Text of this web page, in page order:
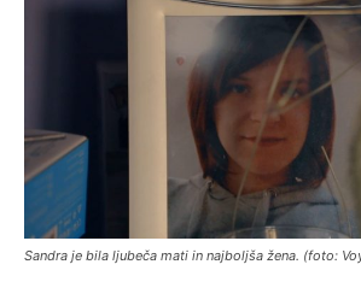
Sandra je bila ljubeča mati in najboljša žena. (foto: